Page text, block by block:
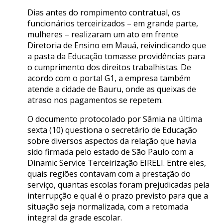
Dias antes do rompimento contratual, os
funcionários terceirizados – em grande parte,
mulheres – realizaram um ato em frente
Diretoria de Ensino em Mauá, reivindicando que
a pasta da Educação tomasse providências para
o cumprimento dos direitos trabalhistas. De
acordo com o portal G1, a empresa também
atende a cidade de Bauru, onde as queixas de
atraso nos pagamentos se repetem.
O documento protocolado por Sâmia na última
sexta (10) questiona o secretário de Educação
sobre diversos aspectos da relação que havia
sido firmada pelo estado de São Paulo com a
Dinamic Service Terceirização EIRELI. Entre eles,
quais regiões contavam com a prestação do
serviço, quantas escolas foram prejudicadas pela
interrupção e qual é o prazo previsto para que a
situação seja normalizada, com a retomada
integral da grade escolar.